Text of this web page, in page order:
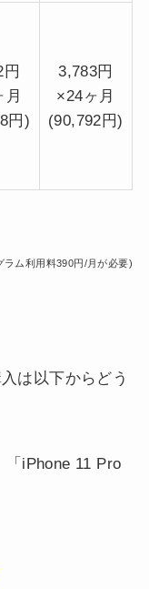
円)
3,783円
×24ヶ月
(90,792円)
ム利用料390円/月が必要)
は以下からどう
iPhone 11 Pro